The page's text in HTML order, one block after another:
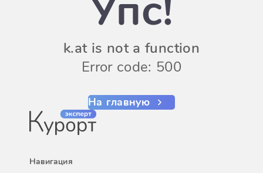
k.at is not a function
Error code: 500
На главную
Навигация